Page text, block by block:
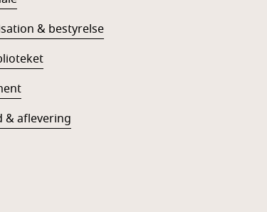
& bestyrelse
& aflevering